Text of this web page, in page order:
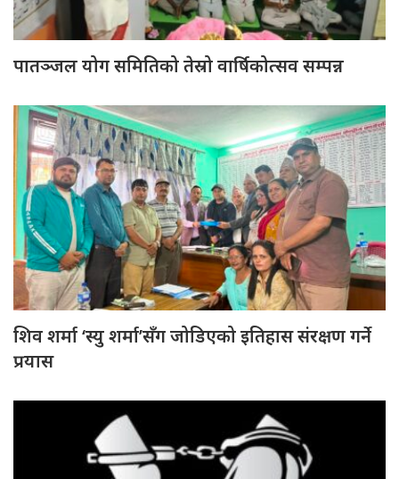
पातञ्जल योग समितिको तेस्रो वार्षिकोत्सव सम्पन्न
शिव शर्मा ‘स्यु शर्मा’सँग जोडिएको इतिहास संरक्षण गर्ने
प्रयास